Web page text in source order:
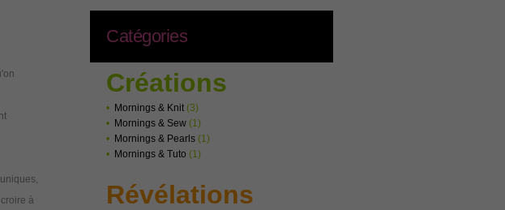
à
Catégories
Créations
• Mornings & Knit (3)
• Mornings & Sew (1)
• Mornings & Pearls (1)
• Mornings & Tuto (1)
Révélations